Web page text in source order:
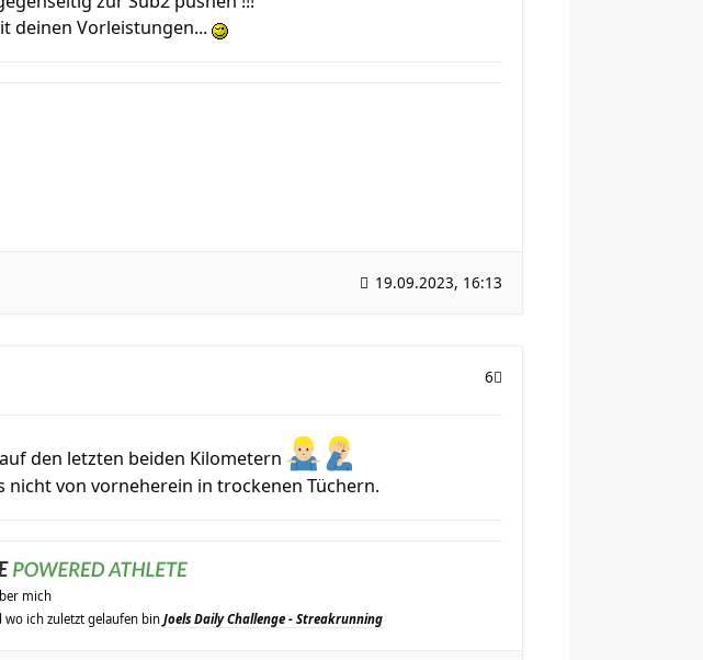
deinen Vorleistungen...
19.09.2023, 16:13
6
den letzten beiden Kilometern
nicht von vorneherein in trockenen Tüchern.
mich
wo ich zuletzt gelaufen bin Joels Daily Challenge - Streakrunning